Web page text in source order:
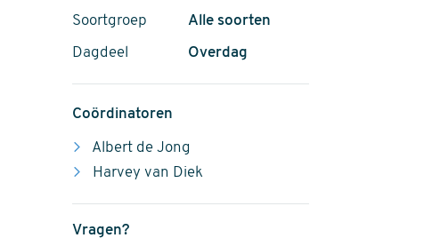
Soortgroep Alle soorten
Dagdeel Overdag
Coördinatoren
Albert de Jong
Harvey van Diek
Vragen?